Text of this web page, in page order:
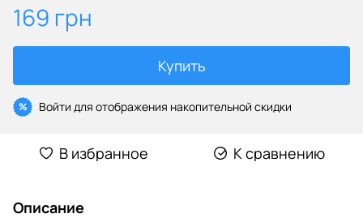
169 грн
Купить
% Войти для отображения накопительной скидки
В избранное К сравнению
Описание